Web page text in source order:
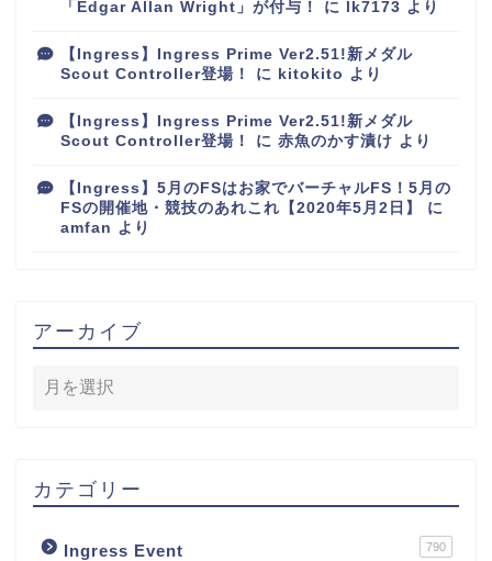
「Edgar Allan Wright」が付与！
に lk7173 より
【Ingress】Ingress Prime Ver2.51!新メダル
Scout Controller登場！
に kitokito より
【Ingress】Ingress Prime Ver2.51!新メダル
Scout Controller登場！
に 赤魚のかす漬け より
【Ingress】5月のFSはお家でバーチャルFS！5月の
FSの開催地・競技のあれこれ【2020年5月2日】
に
amfan より
アーカイブ
カテゴリー
Ingress Event 790